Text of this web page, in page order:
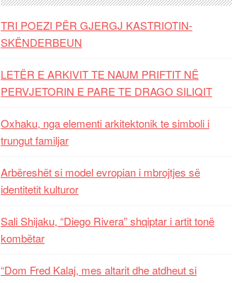
TRI POEZI PËR GJERGJ KASTRIOTIN-
SKËNDERBEUN
LETËR E ARKIVIT TE NAUM PRIFTIT NË
PERVJETORIN E PARE TE DRAGO SILIQIT
Oxhaku, nga elementi arkitektonik te simboli i
trungut familjar
Arbëreshët si model evropian i mbrojtjes së
identitetit kulturor
Sali Shijaku, “Diego Rivera” shqiptar i artit tonë
kombëtar
“Dom Fred Kalaj, mes altarit dhe atdheut si